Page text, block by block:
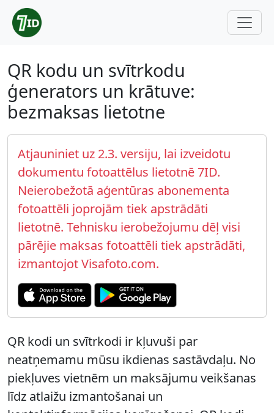
QR kodu un svītrkodu
ģenerators un krātuve:
bezmaksas lietotne
Atjauniniet uz 2.3. versiju, lai izveidotu
dokumentu fotoattēlus lietotnē 7ID.
Neierobežotā aģentūras abonementa
fotoattēli joprojām tiek apstrādāti
lietotnē. Tehnisku ierobežojumu dēļ visi
pārējie maksas fotoattēli tiek apstrādāti,
izmantojot Visafoto.com.
QR kodi un svītrkodi ir kļuvuši par
neatņemamu mūsu ikdienas sastāvdaļu. No
piekļuves vietnēm un maksājumu veikšanas
līdz atlaižu izmantošanai un